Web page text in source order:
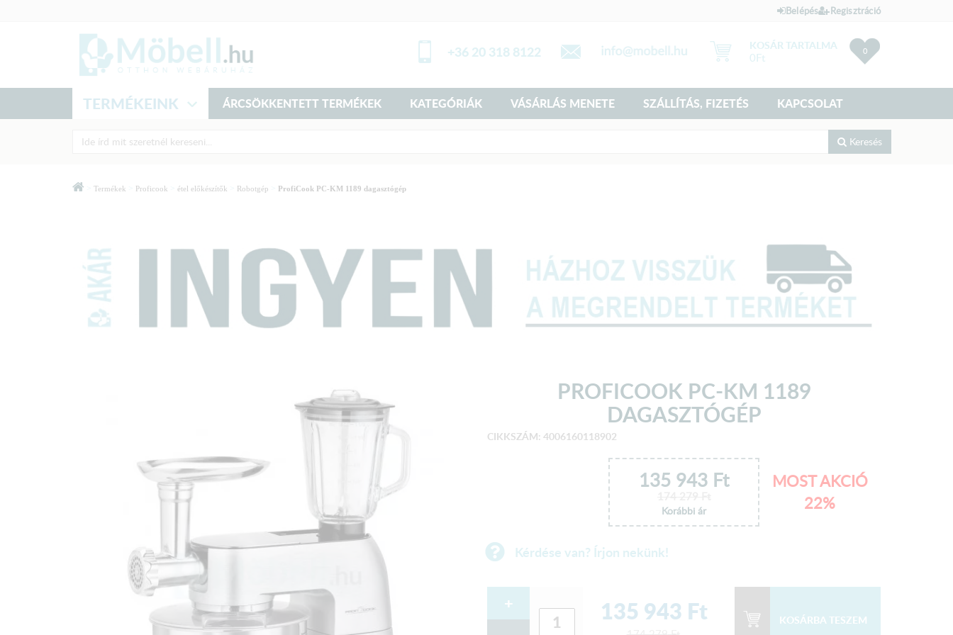
Belépés Regisztráció
0
KOSÁR TARTALMA
0Ft
+36 20 318 8122
TERMÉKEINK ÁRCSÖKKENTETT TERMÉKEK KATEGÓRIÁK VÁSÁRLÁS MENETE SZÁLLÍTÁS, FIZETÉS KAPCSOLAT
Keresés
Termékek Proficook étel előkészítők Robotgép ProfiCook PC-KM 1189 dagasztógép
PROFICOOK PC-KM 1189
DAGASZTÓGÉP
CIKKSZÁM: 4006160118902
135 943Ft
Korábbi ár
MOST AKCIÓ
22%
Kérdése van? Írjon nekünk!
+
135 943 Ft